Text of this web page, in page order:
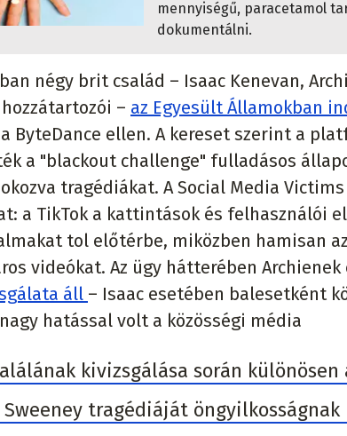
mennyiségű, paracetamol
dokumentálni.
négy brit család – Isaac Kenevan,
– az Egyesült Államokban
ByteDance ellen. A kereset szerint a
a "blackout challenge" fulladásos
tragédiákat. A Social Media
a TikTok a kattintások és felhasználói
tol előtérbe, miközben hamisan
videókat. Az ügy hátterében Archienek
áll – Isaac esetében balesetként
hatással volt a közösségi média
kivizsgálása során
Sweeney tragédiáját